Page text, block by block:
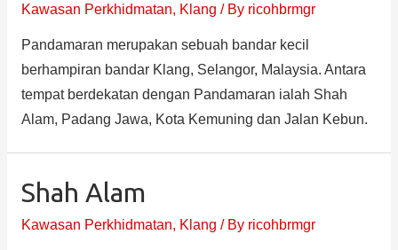
Kawasan Perkhidmatan, Klang / By ricohbrmgr
Pandamaran merupakan sebuah bandar kecil
berhampiran bandar Klang, Selangor, Malaysia. Antara
tempat berdekatan dengan Pandamaran ialah Shah
Alam, Padang Jawa, Kota Kemuning dan Jalan Kebun.
Shah Alam
Kawasan Perkhidmatan, Klang / By ricohbrmgr